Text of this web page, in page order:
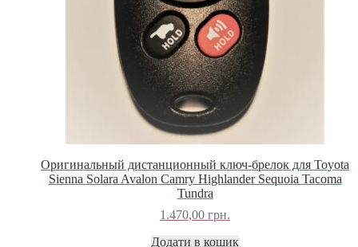
Оригинальный дистанционный ключ-брелок для Toyota
Sienna Solara Avalon Camry Highlander Sequoia Tacoma
Tundra
1.470,00 грн.
Додати в кошик